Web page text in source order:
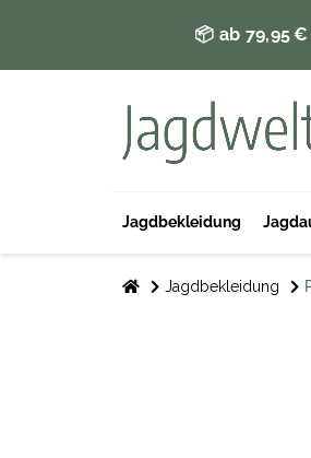
📦 ab 79,95
Jagdbekleidung
Jagdbekleidung